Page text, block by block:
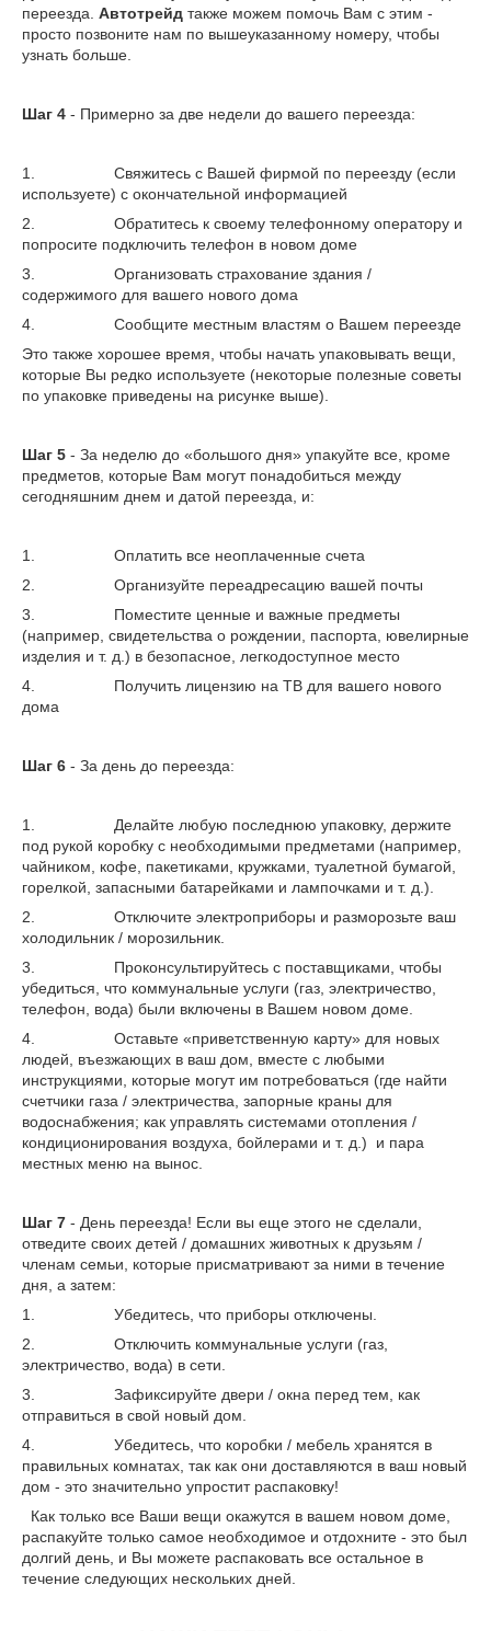
переезда. Автотрейд также можем помочь Вам с этим -
просто позвоните нам по вышеуказанному номеру, чтобы
узнать больше.
Шаг 4 - Примерно за две недели до вашего переезда:
1. Свяжитесь с Вашей фирмой по переезду (если
используете) с окончательной информацией
2. Обратитесь к своему телефонному оператору и
попросите подключить телефон в новом доме
3. Организовать страхование здания /
содержимого для вашего нового дома
4. Сообщите местным властям о Вашем переезде
Это также хорошее время, чтобы начать упаковывать вещи,
которые Вы редко используете (некоторые полезные советы
по упаковке приведены на рисунке выше).
Шаг 5 - За неделю до «большого дня» упакуйте все, кроме
предметов, которые Вам могут понадобиться между
сегодняшним днем ​​и датой переезда, и:
1. Оплатить все неоплаченные счета
2. Организуйте переадресацию вашей почты
3. Поместите ценные и важные предметы
(например, свидетельства о рождении, паспорта, ювелирные
изделия и т. д.) в безопасное, легкодоступное место
4. Получить лицензию на ТВ для вашего нового
дома
Шаг 6 - За день до переезда:
1. Делайте любую последнюю упаковку, держите
под рукой коробку с необходимыми предметами (например,
чайником, кофе, пакетиками, кружками, туалетной бумагой,
горелкой, запасными батарейками и лампочками и т. д.).
2. Отключите электроприборы и разморозьте ваш
холодильник / морозильник.
3. Проконсультируйтесь с поставщиками, чтобы
убедиться, что коммунальные услуги (газ, электричество,
телефон, вода) были включены в Вашем новом доме.
4. Оставьте «приветственную карту» для новых
людей, въезжающих в ваш дом, вместе с любыми
инструкциями, которые могут им потребоваться (где найти
счетчики газа / электричества, запорные краны для
водоснабжения; как управлять системами отопления /
кондиционирования воздуха, бойлерами и т. д.) и пара
местных меню на вынос.
Шаг 7 - День переезда! Если вы еще этого не сделали,
отведите своих детей / домашних животных к друзьям /
членам семьи, которые присматривают за ними в течение
дня, а затем:
1. Убедитесь, что приборы отключены.
2. Отключить коммунальные услуги (газ,
электричество, вода) в сети.
3. Зафиксируйте двери / окна перед тем, как
отправиться в свой новый дом.
4. Убедитесь, что коробки / мебель хранятся в
правильных комнатах, так как они доставляются в ваш новый
дом - это значительно упростит распаковку!
Как только все Ваши вещи окажутся в вашем новом доме,
распакуйте только самое необходимое и отдохните - это был
долгий день, и Вы можете распаковать все остальное в
течение следующих нескольких дней.